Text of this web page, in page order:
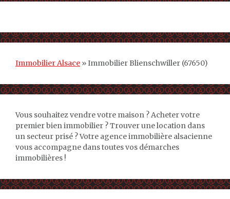
Immobilier Alsace »Immobilier Blienschwiller (67650)
Vous souhaitez vendre votre maison ? Acheter votre
premier bien immobilier ? Trouver une location dans
un secteur prisé ? Votre agence immobilière alsacienne
vous accompagne dans toutes vos démarches
immobilières !